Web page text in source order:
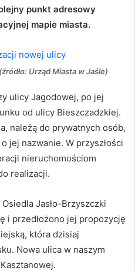
punkt adresowy
mapie miasta.
(źródło: Urząd Miasta w Jaśle)
ulicy Jagodowej, po jej
od ulicy Bieszczadzkiej.
należą do prywatnych osób,
jej nazwanie. W przyszłości
nieruchomościom
realizacji.
Jasło-Brzyszczki
i przedłożono jej propozycję
która dzisiaj
Nowa ulica w naszym